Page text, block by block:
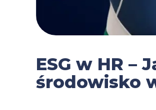
ESG w HR –
środowisko